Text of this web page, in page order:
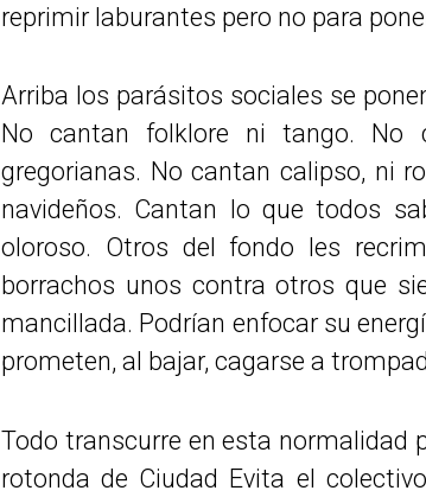
reprimir laburantes pero no para
Arriba los parásitos sociales se
No cantan folklore ni tango. No
gregorianas. No cantan calipso, ni
navideños. Cantan lo que todos
oloroso. Otros del fondo les
borrachos unos contra otros que
mancillada. Podrían enfocar su
prometen, al bajar, cagarse a
Todo transcurre en esta normalidad
rotonda de Ciudad Evita el